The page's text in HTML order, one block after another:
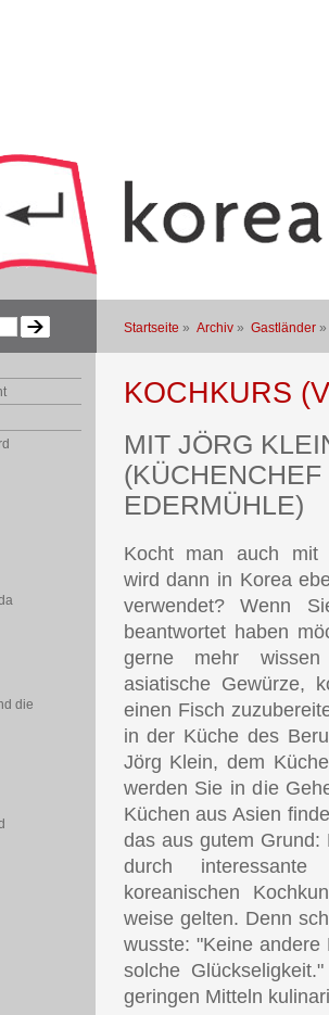
Startseite » Archiv» Gastländer
KOCHKURS
MIT JÖRG
(KÜCHENCHEF
EDERMÜHLE)
Kocht man auch mit
wird dann in Korea
verwendet? Wenn
beantwortet haben
gerne mehr
asiatische Gewürze,
einen Fisch
in der Küche des
Jörg Klein, dem
werden Sie in die
Küchen aus Asien
das aus gutem
durch interessante
koreanischen
weise gelten. Denn
wusste: "Keine
solche
geringen Mitteln
die